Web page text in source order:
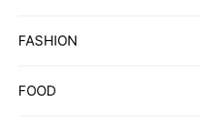
FASHION
FOOD